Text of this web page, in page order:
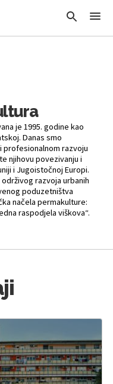
je 1995. godine kao
Danas smo
razvoju
njihovu povezivanju i
i Jugoistočnoj Europi.
razvoja urbanih
poduzetništva
načela permakulture:
raspodjela viškova“.